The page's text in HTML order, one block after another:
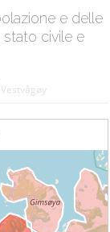
e delle
stato civile e
Vestvågøy